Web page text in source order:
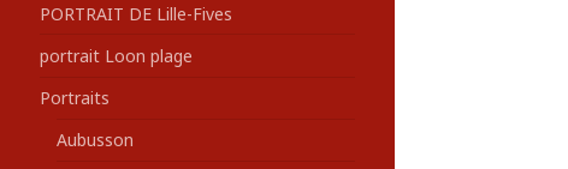
PORTRAIT DE Lille-Fives
portrait Loon plage
Portraits
Aubusson